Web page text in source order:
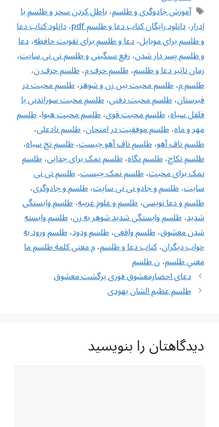
برچسب‌ها
آموزش جادوگری و طلسم،باطل كردن سحر و طلسم با
ادرار،دانلود رایگان کتاب دعا و طلسم pdf ،دانلود کتاب دعا
و طلسم برای موبایل،دعا و طلسم برای تقویت حافظه،دعا
و طلسم پسر دار شدن،رفع سنگینی و طلسم نی نی سایت،
زمان تاثیر دعا و طلسم،طلسم حرف م،طلسم حرف ن،
طلسم م،طلسم محبت بین زن و شوهر،طلسم محبت در
قبرستان،طلسم محبت دفنی،طلسم محبت سوزاندنی با
فلفل سیاه،طلسم محبت قوی،طلسم محبت هیوا،طلسم
مهر و ماه،طلسم موفقیت در امتحان،طلسم نادعلی،
طلسم ناف آهو،طلسم ناف آهو چیست،طلسم نخ سیاه،
طلسم نکاح،طلسم نگاه،طلسم نمک برای جدایی،طلسم
نمک برای محبت،طلسم نمک چیست،طلسم نی نی
سایت،طلسم و جادو نی نی سایت،طلسم و جادوگری،
طلسم و دعا نویسی،طلسم و علوم غریبه،طلسم وابستگی
شدید،طلسم وابستگی شدید شوهر به زن،طلسم وابسته
شدن معشوق،طلسم واقعی،طلسم ودود،طلسم ورود به
خواب دیگران،کتاب دعا و طلسم،م معنى كلمة طلسم ما
معني طلسم،ن طلسم
ناوبری
نوشته‌ها
دعای احضارمعشوق فوری برگشت معشوق
طلسم عظیم الشان یهودی
دیدگاهتان را بنویسید